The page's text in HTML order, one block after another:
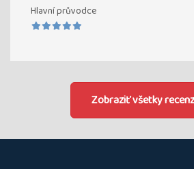
Hlavní průvodce
Zobraziť všetky